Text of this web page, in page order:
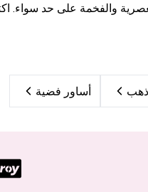
والفخمة على حد سواء.
ذهب أساور فضية